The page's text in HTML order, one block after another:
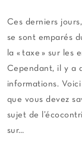
Ces derniers
se sont emparés
la « taxe » sur les
Cependant, il y a
informations.
que vous devez
sujet de
sur…